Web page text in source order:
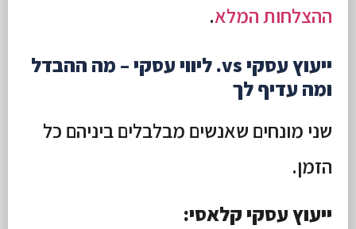
ההצלחות המלא.
ייעוץ עסקי vs. ליווי עסקי – מה ההבדל
ומה עדיף לך
שני מונחים שאנשים מבלבלים ביניהם כל
הזמן.
ייעוץ עסקי קלאסי: